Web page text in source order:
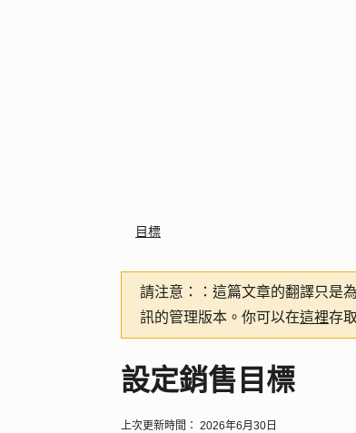
目標
請注意：
：這篇文章的翻譯只是
訊的管理版本。你可以在這裡存
設定銷售目標
上次更新時間： 2026年6月30日